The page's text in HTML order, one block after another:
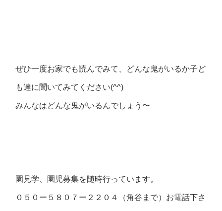
ぜひ一度お家でも読んでみて、どんな鬼がいるか子ど
も達に聞いてみてください(^^)
みんなはどんな鬼がいるんでしょう〜
園見学、園児募集を随時行っています。
０５０ー５８０７ー２２０４（角谷まで）お電話下さ